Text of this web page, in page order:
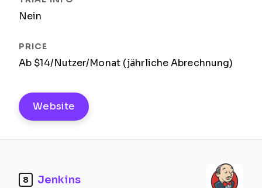
Nein
Ab $14/Nutzer/Monat (jährliche Abrechnung)
Website
8 Jenkins